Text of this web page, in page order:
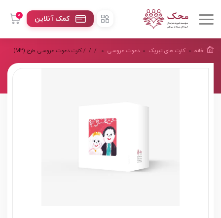
0 کمک آنلاین
خانه / کارت های تبریک / دعوت عروسی / کارت دعوت عروسی طرح (M2)